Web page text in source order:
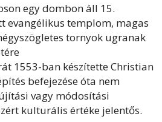
egy dombon áll 15.
evangélikus templom, magas
tornyok ugranak
1553-ban készítette Christian
befejezése óta nem
vagy módosítási
kulturális értéke jelentős.